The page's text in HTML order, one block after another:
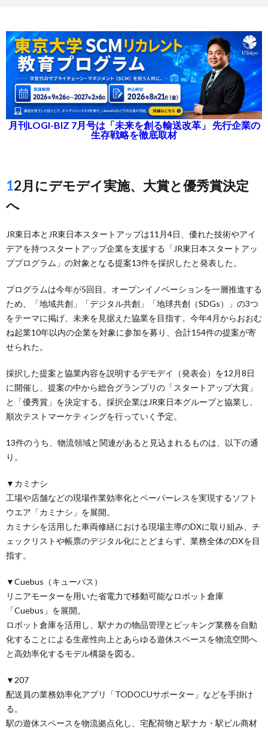
月刊LOGI-BIZ 7月号は「未来を創る輸送改革」 先行企業の
生存戦略を徹底取材
12月にデモデイ実施、大賞と優秀賞決定
へ
JR東日本とJR東日本スタートアップは11月4日、優れた技術やアイ
デアを持つスタートアップ企業を支援する「JR東日本スタートアッ
ププログラム」の対象となる提案13件を採択したと発表した。
プログラムは今年が5回目。オープンイノベーションを一層推進する
ため、「地域共創」「デジタル共創」「地球共創（SDGs）」の3つ
をテーマに掲げ、未来を見据えた協業を目指す。今年4月からおおむ
ね起業10年以内の企業を対象に参加を募り、合計154件の提案が寄
せられた。
採択した提案と協業内容を説明するデモデイ（発表会）を12月8日
に開催し、提案の中から総合グランプリの「スタートアップ大賞」
と「優秀賞」を決定する。採択企業はJR東日本グループと協業し、
順次テストマーケティングを行っていく予定。
13件のうち、物流領域と関連があると見込まれるものは、以下の通
り。
▼カミナシ
工場や店舗などの現場作業効率化とペーパーレスを実現するソフト
ウエア「カミナシ」を展開。
カミナシを活用した車両修繕における現場主導のDXに取り組み、チ
ェックリストや帳票のデジタル化にとどまらず、業務全体のDXを目
指す。
▼Cuebus（キューバス）
リニアモーターを用いた省電力で移動可能なロボット倉庫
「Cuebus」を展開。
ロボット倉庫を活用し、駅ナカの物品管理とピッキング業務を自動
化することによる生産性向上とあらゆる遊休スペースを物流空間へ
と高効率化するモデル構築を図る。
▼207
配送員の業務効率化アプリ「TODOCUサポーター」などを手掛け
る。
駅の遊休スペースを物流拠点化し、宅配荷物と駅ナカ・駅ビル商材